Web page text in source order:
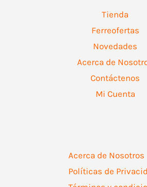
Tienda
Ferreofertas
Novedades
Acerca de
Contáctenos
Mi Cuenta
Acerca de Nosotros
Políticas de